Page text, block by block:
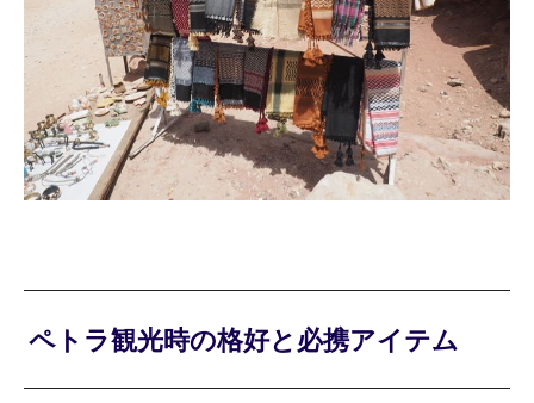
ペトラ観光時の格好と必携アイテム